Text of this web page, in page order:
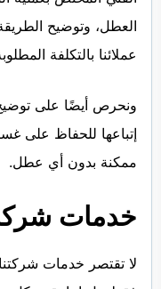
العطل، وتوضيح الطريقة
عملائنا بالتكلفة
ونحرص أيضًا على
إتباعها للحفاظ على
ممكنة بدون أي عطل.
خدمات
لا تقتصر خدمات